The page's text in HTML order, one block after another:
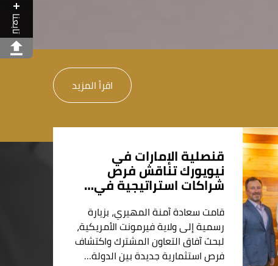
تابعنا
اقرأ المزيد
قنصلية الإمارات في
نيويورك تناقش فرص
شراكات استراتيجية في…
قامت سعادة آمنة المهيري، بزيارة
رسمية إلى ولاية فيرمونت الأمريكية،
لبحث آفاق التعاون المشترك واكتشاف
فرص استثمارية جديدة بين الدولة…